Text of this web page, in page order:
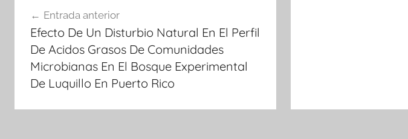
de
entradas
Entrada anterior
Efecto De Un Disturbio Natural En El Perfil
De Acidos Grasos De Comunidades
Microbianas En El Bosque Experimental
De Luquillo En Puerto Rico